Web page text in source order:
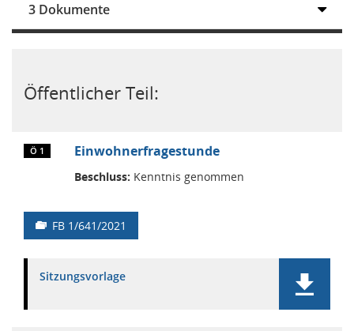
3 Dokumente
Öffentlicher Teil:
Ö 1 Einwohnerfragestunde
Beschluss: Kenntnis genommen
FB 1/641/2021
Sitzungsvorlage